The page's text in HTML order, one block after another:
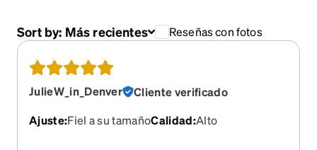
Sort by: Más recientes Reseñas con fotos
JulieW_in_Denver
Cliente verificado
Ajuste:Fiel a su tamañoCalidad:Alto